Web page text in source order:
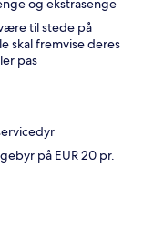
og ekstrasenge
til stede på
skal fremvise deres
pas
på EUR 20 pr.